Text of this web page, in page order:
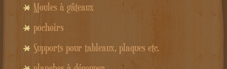
Moules à gâteaux
pochoirs
Supports pour tableaux, plaques etc.